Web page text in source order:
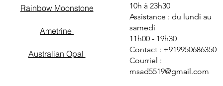
10h à 23h30
Assistance : du lundi au
samedi
11h00 - 19h30
Contact : +919950686350
Courriel :
msad5519@gmail.com
Rainbow Moonstone
Ametrine
Australian Opal